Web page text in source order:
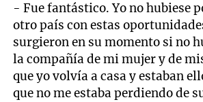
- Fue fantástico. Yo no hubiese
otro país con estas
surgieron en su momento si no
la compañía de mi mujer y de
que yo volvía a casa y estaban
que no me estaba perdiendo de